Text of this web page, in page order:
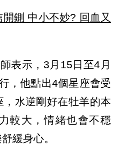
鍘 中小不妙? 回血又
表示，3月15日至4月
，他點出4個星座會受
水逆剛好在牡羊的本
較大，情緒也會不穩
緩身心。